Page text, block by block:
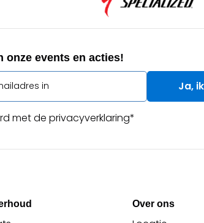
onze events en acties!
met de privacyverklaring*
Over ons